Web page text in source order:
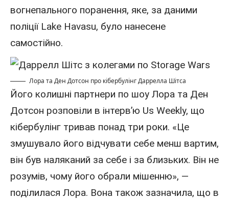
вогнепального поранення, яке, за даними
поліції Lake Havasu, було нанесене
самостійно.
Лора та Ден Дотсон про кібербулінг Даррелла Шітса
Його колишні партнери по шоу Лора та Ден
Дотсон розповіли в інтерв’ю Us Weekly, що
кібербулінг тривав понад три роки. «Це
змушувало його відчувати себе менш вартим,
він був наляканий за себе і за близьких. Він не
розумів, чому його обрали мішенню», —
поділилася Лора. Вона також зазначила, що в